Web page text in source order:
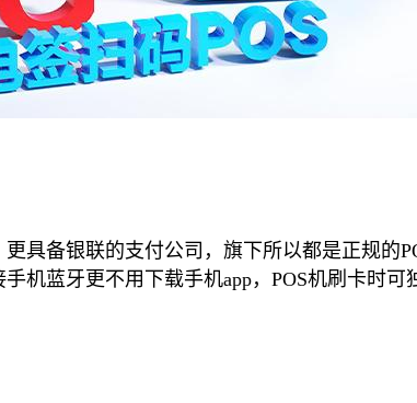
备银联的支付公司，旗下所以都是正规的
机蓝牙更不用下载手机app，POS机刷卡时